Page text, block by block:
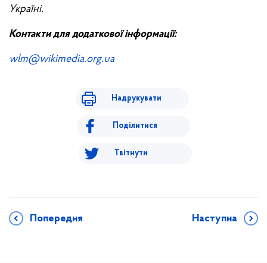
Україні.
Контакти для додаткової інформації:
wlm@wikimedia.org.ua
Надрукувати
Поділитися
Твітнути
Попередня Наступна